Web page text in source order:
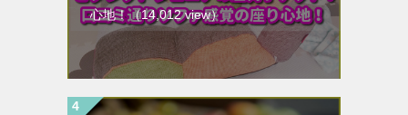
心地！（14,012 view）